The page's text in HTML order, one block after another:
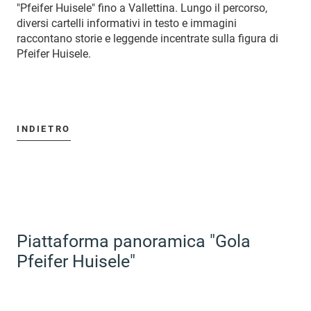
"Pfeifer Huisele" fino a Vallettina. Lungo il percorso,
diversi cartelli informativi in testo e immagini
raccontano storie e leggende incentrate sulla figura di
Pfeifer Huisele.
INDIETRO
Piattaforma panoramica "Gola
Pfeifer Huisele"